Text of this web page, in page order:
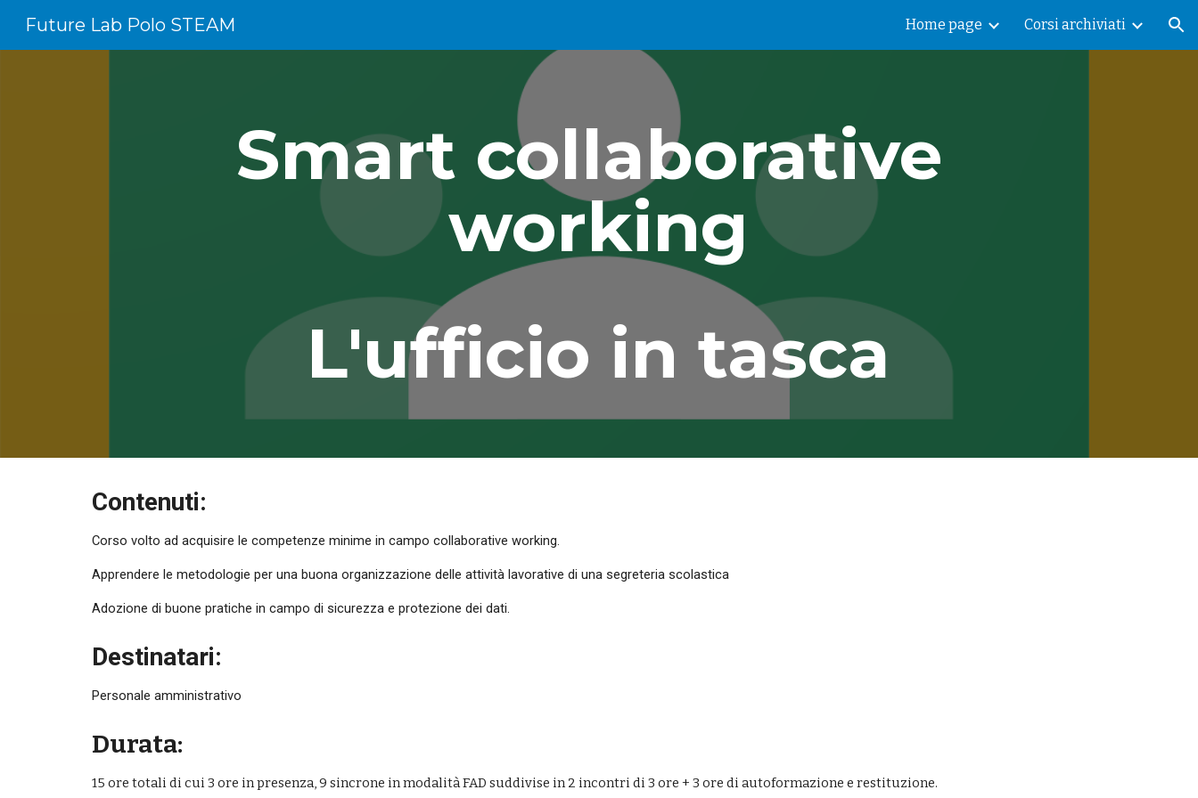
Future Lab Polo STEAM Home page Corsi archiviati
Smart collaborative
working
L'ufficio in tasca
Contenuti:
Corso volto ad acquisire le competenze minime in campo collaborative working.
Apprendere le metodologie per una buona organizzazione delle attività lavorative di una segreteria scolastica
Adozione di buone pratiche in campo di sicurezza e protezione dei dati.
Destinatari:
Personale amministrativo
Durata:
15 ore totali di cui 3 ore in presenza, 9 sincrone in modalità FAD suddivise in 2 incontri di 3 ore + 3 ore di autoformazione e restituzione.